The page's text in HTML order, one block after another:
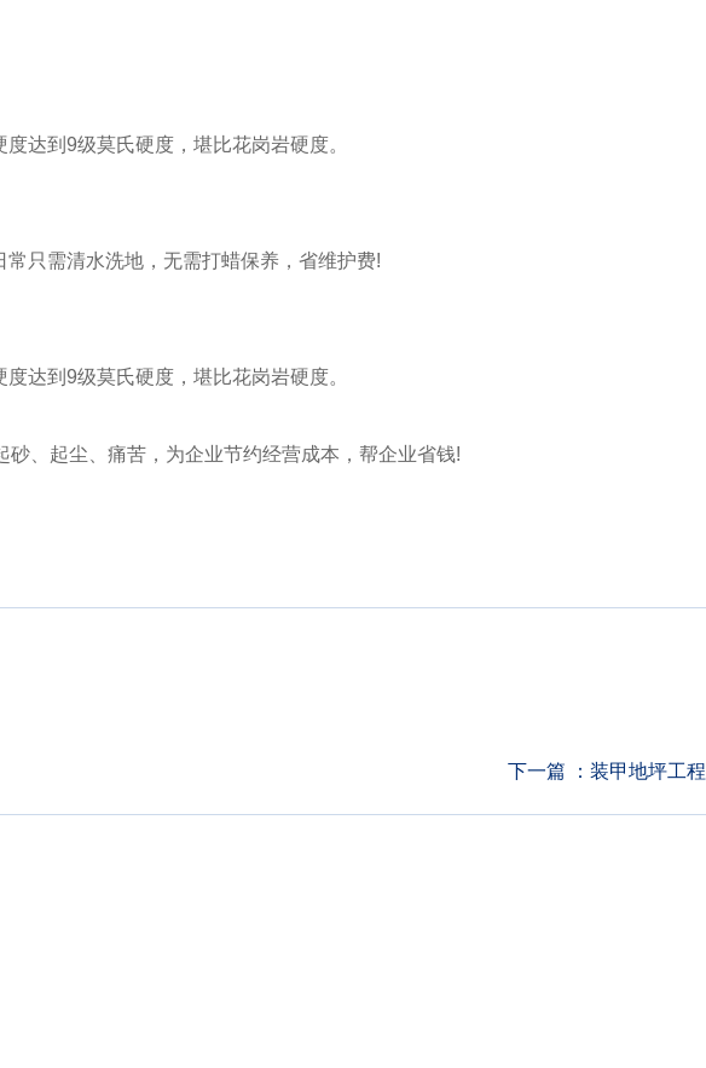
达到9级莫氏硬度，堪比花岗岩硬度。
只需清水洗地，无需打蜡保养，省维护费!
达到9级莫氏硬度，堪比花岗岩硬度。
、起尘、痛苦，为企业节约经营成本，帮企业省钱!
下一篇 ： 装甲地坪工程